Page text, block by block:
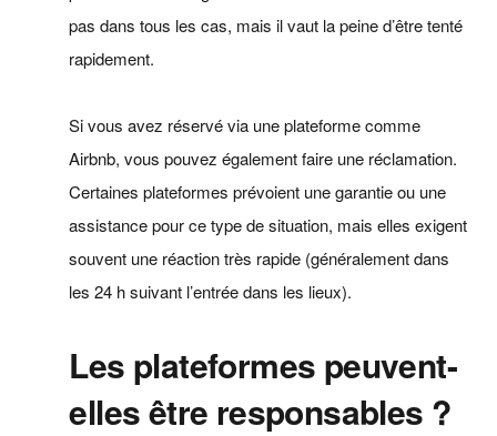
pas dans tous les cas, mais il vaut la peine d’être tenté
rapidement.
Si vous avez réservé via une plateforme comme
Airbnb, vous pouvez également faire une réclamation.
Certaines plateformes prévoient une garantie ou une
assistance pour ce type de situation, mais elles exigent
souvent une réaction très rapide (généralement dans
les 24 h suivant l’entrée dans les lieux).
Les plateformes peuvent-
elles être responsables ?